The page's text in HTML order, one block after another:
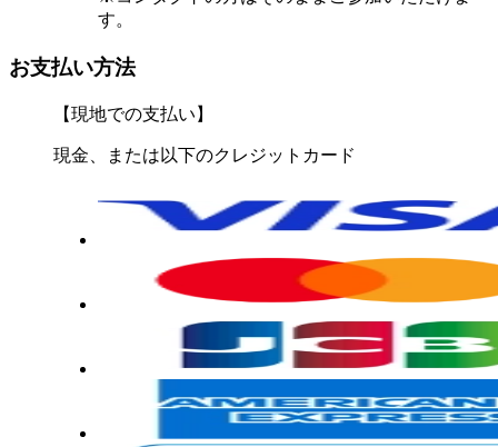
す。
お支払い方法
【現地での支払い】
現金、または以下のクレジットカード